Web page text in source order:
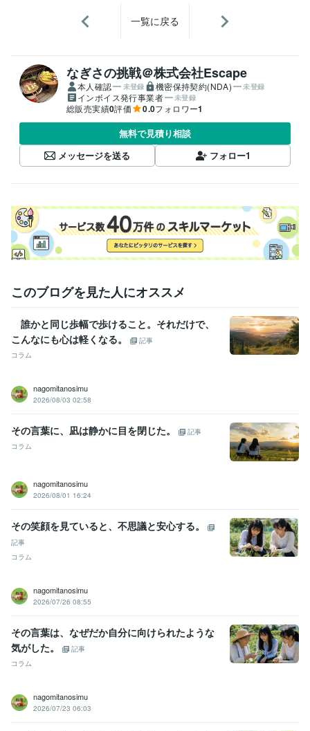
一覧に戻る
なぎさの挑戦＠株式会社Escape
本人確認 未登録 機密保持契約(NDA) 未登録
インボイス発行事業者 未登録
総販売実績0評価 0.0フォロワー1
無料で見積り相談
メッセージを送る
フォロー1
このブログを見た人にオススメ
誰かと同じ歩幅で歩けること。それだけで、
こんなにも心は軽くなる。
記事
コラム
nagomitanosimu
2026/08/03 02:58
その言葉に、凪は静かに目を閉じた。
記事
コラム
nagomitanosimu
2026/08/01 16:24
その笑顔を見ていると、不思議と安心する。
記事
コラム
nagomitanosimu
2026/07/26 08:55
その言葉は、なぜだか自分に向けられたような
気がした。
記事
コラム
nagomitanosimu
2026/07/23 06:03